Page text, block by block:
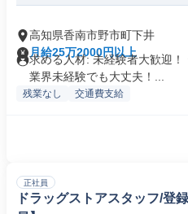
高知県香南市野市町下井
月給25万2000円以上
求める人材: 未経験者大歓迎
業界未経験でも大丈夫！...
残業なし 交通費支給
正社員
ドラッグストアスタッフ/登